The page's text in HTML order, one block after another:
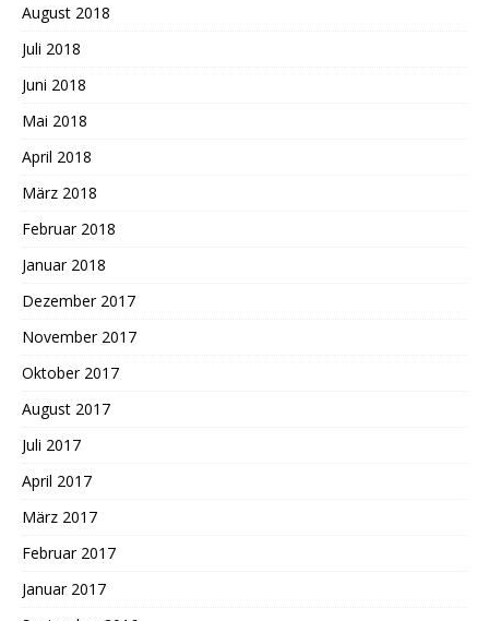
August 2018
Juli 2018
Juni 2018
Mai 2018
April 2018
März 2018
Februar 2018
Januar 2018
Dezember 2017
November 2017
Oktober 2017
August 2017
Juli 2017
April 2017
März 2017
Februar 2017
Januar 2017